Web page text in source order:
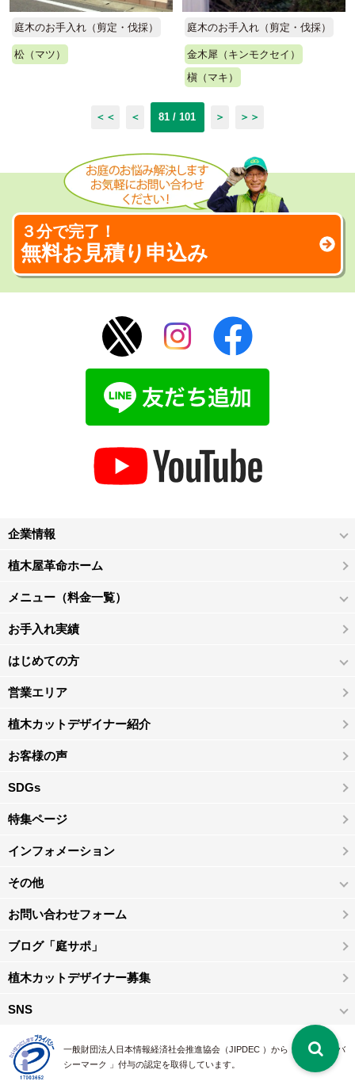
庭木のお手入れ（剪定・伐採）
松（マツ）
庭木のお手入れ（剪定・伐採）
金木犀（キンモクセイ）
槇（マキ）
＜＜ ＜ 81 / 101 ＞ ＞＞
３分で完了！
無料お見積り申込み
企業情報
植木屋革命ホーム
メニュー（料金一覧）
お手入れ実績
はじめての方
営業エリア
植木カットデザイナー紹介
お客様の声
SDGs
特集ページ
インフォメーション
その他
お問い合わせフォーム
ブログ「庭サポ」
植木カットデザイナー募集
SNS
一般財団法人日本情報経済社会推進協会（JIPDEC ）から 、「 プライバ
シーマーク 」付与の認定を取得しています。